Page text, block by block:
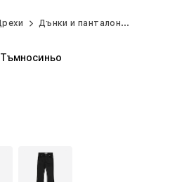
Дънки и панталони